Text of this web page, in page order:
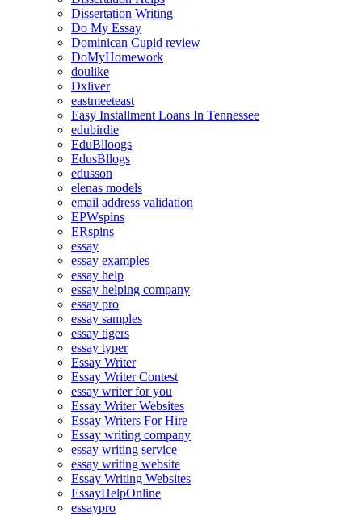
Dissertation Writing
Do My Essay
Dominican Cupid review
DoMyHomework
doulike
Dxliver
eastmeeteast
Easy Installment Loans In Tennessee
edubirdie
EduBlloogs
EdusBllogs
edusson
elenas models
email address validation
EPWspins
ERspins
essay
essay examples
essay help
essay helping company
essay pro
essay samples
essay tigers
essay typer
Essay Writer
Essay Writer Contest
essay writer for you
Essay Writer Websites
Essay Writers For Hire
Essay writing company
essay writing service
essay writing website
Essay Writing Websites
EssayHelpOnline
essaypro